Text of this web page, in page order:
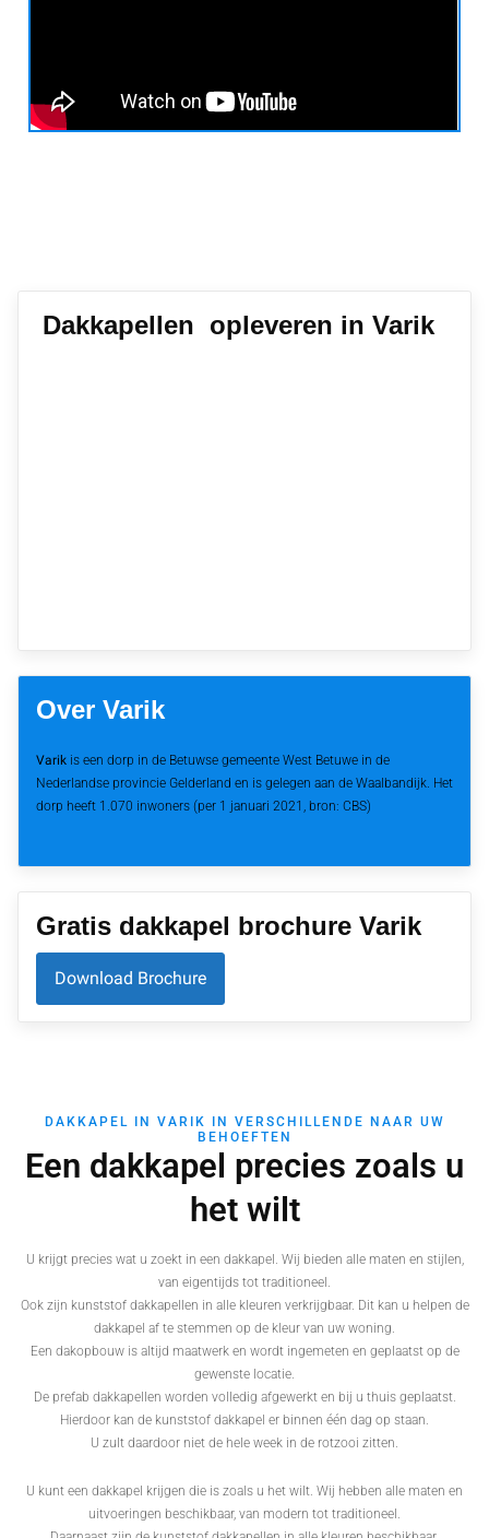
Dakkapellen opleveren in Varik
Over Varik
Varikis een dorp in de Betuwse gemeente West Betuwe in de
Nederlandse provincie Gelderland en is gelegen aan de Waalbandijk. Het
dorp heeft 1.070 inwoners (per 1 januari 2021, bron: CBS)
Gratis dakkapel brochure Varik
Download Brochure
DAKKAPEL IN VARIK IN VERSCHILLENDE NAAR UW
BEHOEFTEN
Een dakkapel precies zoals u
het wilt
U krijgt precies wat u zoekt in een dakkapel. Wij bieden alle maten en stijlen,
van eigentijds tot traditioneel.
Ook zijn kunststof dakkapellen in alle kleuren verkrijgbaar. Dit kan u helpen de
dakkapel af te stemmen op de kleur van uw woning.
Een dakopbouw is altijd maatwerk en wordt ingemeten en geplaatst op de
gewenste locatie.
De prefab dakkapellen worden volledig afgewerkt en bij u thuis geplaatst.
Hierdoor kan de kunststof dakkapel er binnen één dag op staan.
U zult daardoor niet de hele week in de rotzooi zitten.
U kunt een dakkapel krijgen die is zoals u het wilt. Wij hebben alle maten en
uitvoeringen beschikbaar, van modern tot traditioneel.